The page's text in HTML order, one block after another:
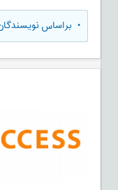
• براساس نویسندگان